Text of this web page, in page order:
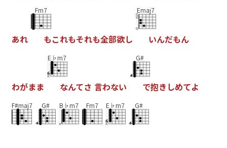
あれ
Fm7
もこれもそれも全部欲し
Emaj7
いんだもん
わがまま
E♭m7
なんてさ 言わない
G#
で抱き しめてよ
F#maj7 G# B♭m7 Fm7 E♭m7 G#